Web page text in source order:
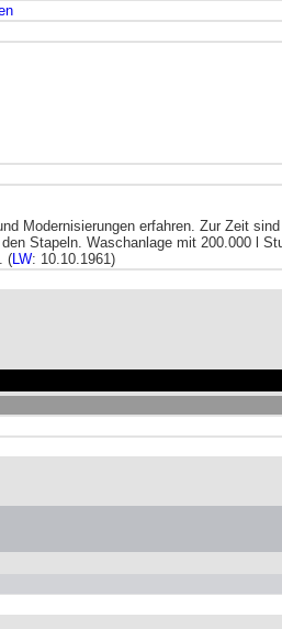
Modernisierungen erfahren. Zur Zeit
Stapeln. Waschanlage mit 200.000 l
(LW: 10.10.1961)